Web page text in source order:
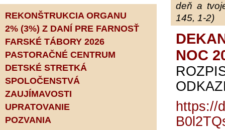
REKONŠTRUKCIA ORGANU
2% (3%) Z DANÍ PRE FARNOSŤ
FARSKÉ TÁBORY 2026
PASTORAČNÉ CENTRUM
DETSKÉ STRETKÁ
SPOLOČENSTVÁ
ZAUJÍMAVOSTI
UPRATOVANIE
POZVANIA
deň a
145, 1-2)
NOC
https://